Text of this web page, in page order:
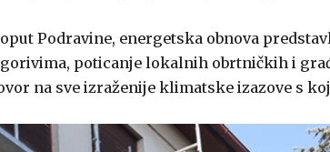
Podravine, energetska obnova
poticanje lokalnih obrtničkih i
na sve izraženije klimatske izazove s